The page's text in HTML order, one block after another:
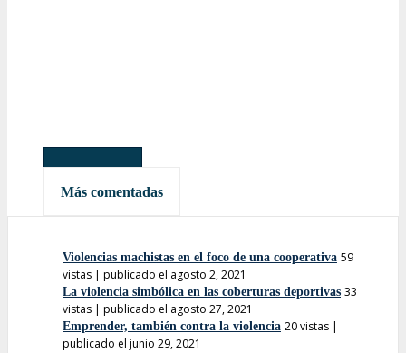
Más leídas
Más comentadas
Violencias machistas en el foco de una cooperativa 59
vistas | publicado el agosto 2, 2021
La violencia simbólica en las coberturas deportivas 33
vistas | publicado el agosto 27, 2021
Emprender, también contra la violencia 20 vistas |
publicado el junio 29, 2021